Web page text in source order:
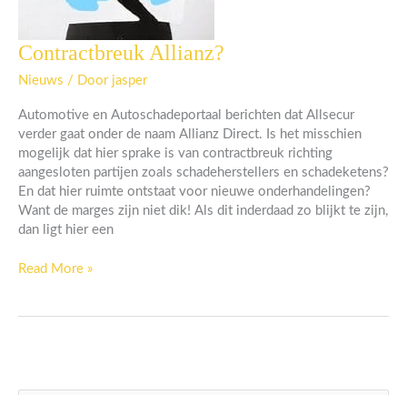
Contractbreuk Allianz?
Nieuws / Door jasper
Automotive en Autoschadeportaal berichten dat Allsecur
verder gaat onder de naam Allianz Direct. Is het misschien
mogelijk dat hier sprake is van contractbreuk richting
aangesloten partijen zoals schadeherstellers en schadeketens?
En dat hier ruimte ontstaat voor nieuwe onderhandelingen?
Want de marges zijn niet dik! Als dit inderdaad zo blijkt te zijn,
dan ligt hier een
Contractbreuk
Read More »